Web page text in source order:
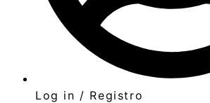
Log in / Registro